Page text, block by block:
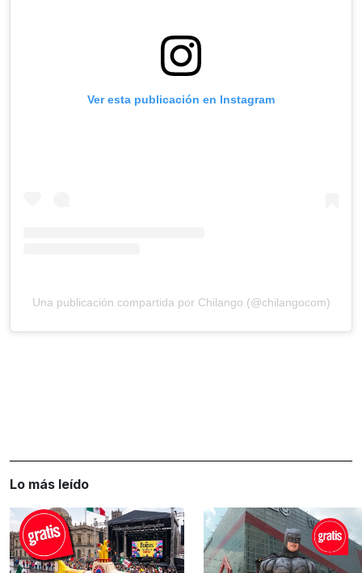
Ver esta publicación en Instagram
Una publicación compartida por Chilango (@chilangocom)
Lo más leído